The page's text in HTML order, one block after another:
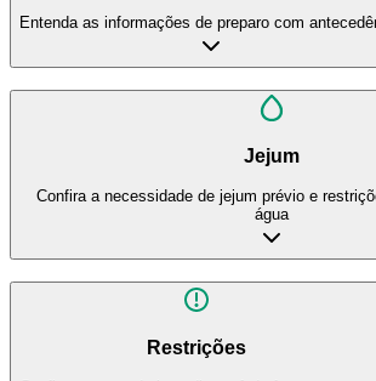
Entenda as informações de preparo com
Jejum
Confira a necessidade de jejum prévio e
água
Restrições